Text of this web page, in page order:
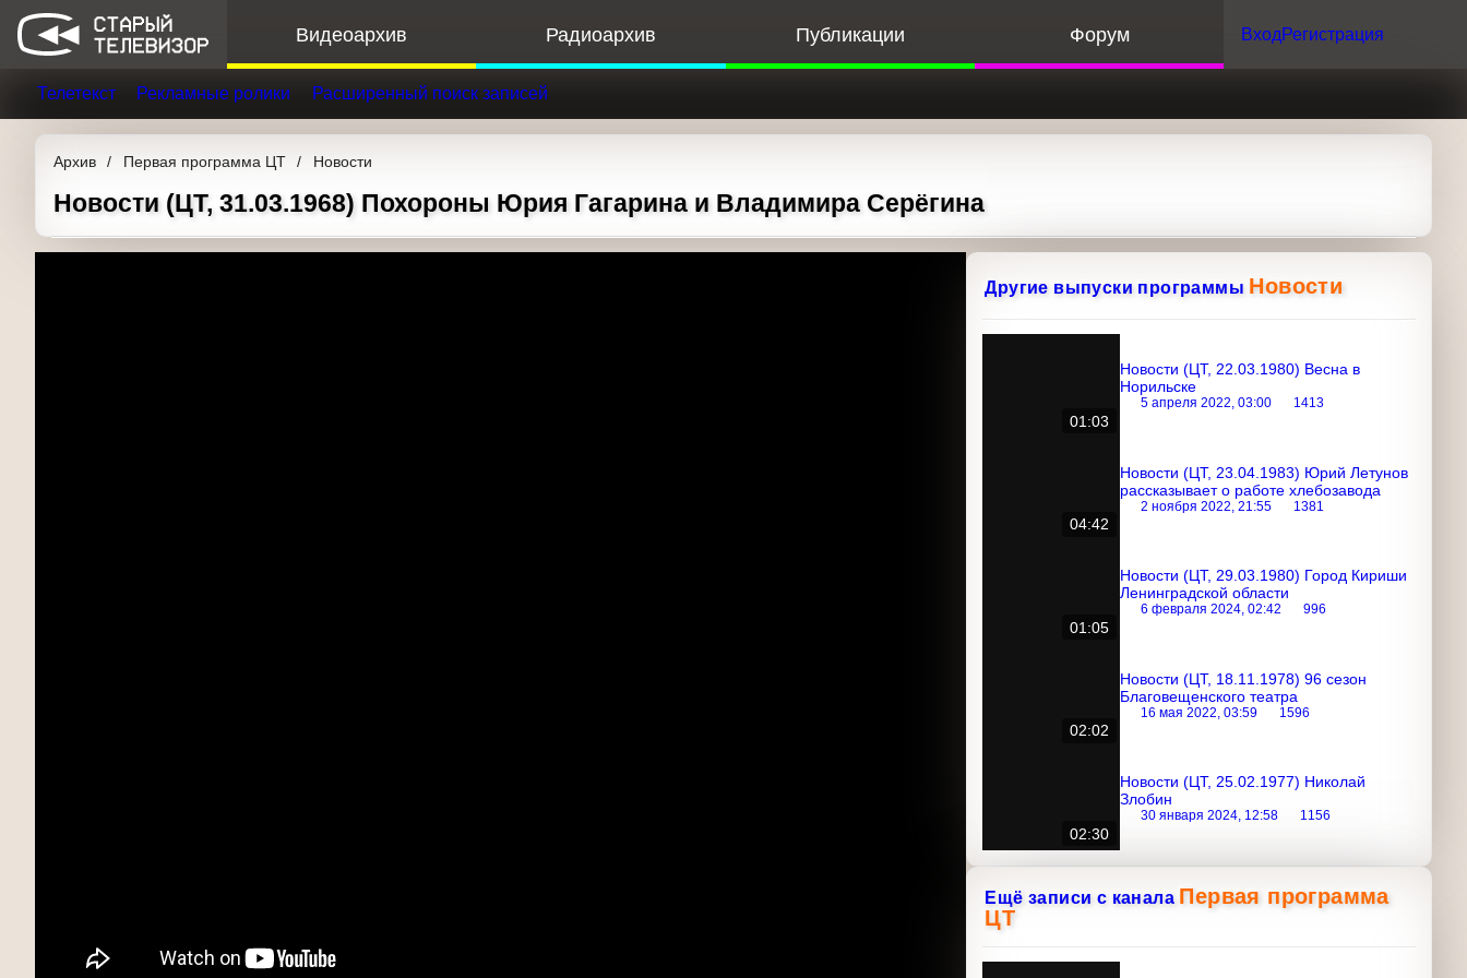
Видеоархив Радиоархив Публикации Регистрация
Телетекст Рекламные ролики Расширенный поиск записей
Архив Первая программа ЦТ Новости
Новости (ЦТ, 31.03.1968) Похороны Юрия Гагарина и Владимира Серёгина
Другие выпуски программы Новости
01:03
Новости (ЦТ, 22.03.1980) Весна в
Норильске
5 апреля 2022, 03:00 1413
04:42
Новости (ЦТ, 23.04.1983) Юрий
Летунов рассказывает о работе
хлебозавода
2 ноября 2022, 21:55 1381
01:05
Новости (ЦТ, 29.03.1980) Город
Кириши Ленинградской области
6 февраля 2024, 02:42 996
02:02
Новости (ЦТ, 18.11.1978) 96 сезон
Благовещенского театра
16 мая 2022, 03:59 1596
02:30
Новости (ЦТ, 25.02.1977) Николай
Злобин
30 января 2024, 12:58 1156
Ещё записи с каналаПервая
программа ЦТ